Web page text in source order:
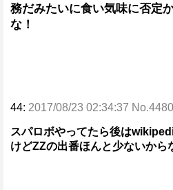
務だみたいに食い気味に否定
な！
44: 2017/08/23 02:34:37
スパロボやってたら後は
けどZZの出番ほんと少ないか